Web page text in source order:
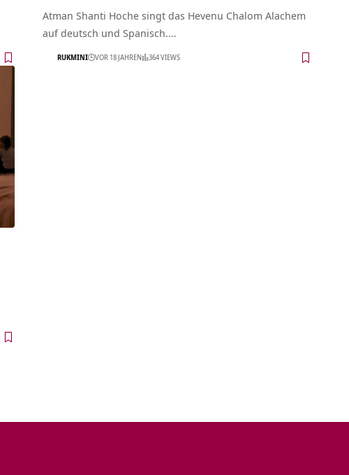
Atman Shanti Hoche singt das Hevenu Chalom Alachem
auf deutsch und Spanisch.…
RUKMINI VOR 18 JAHREN 364 VIEWS